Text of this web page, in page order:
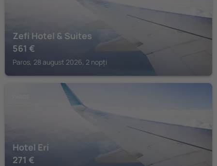
Zefi Hotel & Suites
561 €
Paros, 28 august 2026, 2 nopți
Hotel Eri
271 €